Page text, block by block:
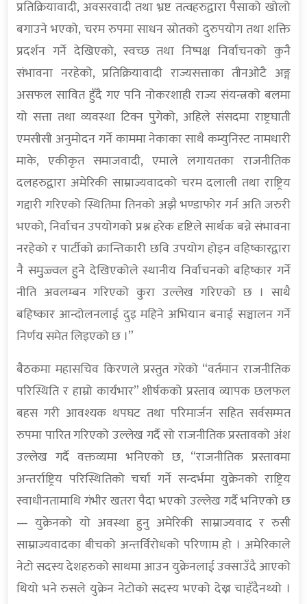
प्रतिक्रियावादी, अवसरवादी तथा भ्रष्ट तत्वहरुद्वारा पैसाको खोलो
बगाउने भएको, चरम रुपमा साधन स्रोतको दुरुपयोग तथा शक्ति
प्रदर्शन गर्ने देखिएको, स्वच्छ तथा निष्पक्ष निर्वाचनको कुनै
संभावना नरहेको, प्रतिक्रियावादी राज्यसत्ताका तीनओटै अङ्ग
असफल सावित हुँदै गए पनि नोकरशाही राज्य संयन्त्रको बलमा
यो सत्ता तथा व्यवस्था टिक्न पुुगेको, अहिले संसदमा राष्ट्रघाती
एमसीसी अनुमोदन गर्ने काममा नेकाका साथै कम्युनिस्ट नामधारी
माके, एकीकृत समाजवादी, एमाले लगायतका राजनीतिक
दलहरुद्वारा अमेरिकी साम्राज्यवादको चरम दलाली तथा राष्ट्रिय
गद्दारी गरिएको स्थितिमा तिनको अझै भण्डाफोर गर्न अति जरुरी
भएको, निर्वाचन उपयोगको प्रश्न हरेक दृष्टिले सार्थक बन्ने संभावना
नरहेको र पार्टीको क्रान्तिकारी छवि उपयोग होइन वहिष्कारद्वारा
नै समुुज्ज्वल हुुने देखिएकोले स्थानीय निर्वाचनको बहिष्कार गर्ने
नीति अवलम्बन गरिएको कुरा उल्लेख गरिएको छ । साथै
बहिष्कार आन्दोलनलाई दुइ महिने अभियान बनाई सञ्चालन गर्ने
निर्णय समेत लिइएको छ ।”
बैठकमा महासचिव किरणले प्रस्तुत गरेको “वर्तमान राजनीतिक
परिस्थिति र हाम्रो कार्यभार” शीर्षकको प्रस्ताव व्यापक छलफल
बहस गरी आवश्यक थपघट तथा परिमार्जन सहित सर्वसम्मत
रुपमा पारित गरिएको उल्लेख गर्दै सो राजनीतिक प्रस्तावको अंश
उल्लेख गर्दै वक्तव्यमा भनिएको छ, “राजनीतिक प्रस्तावमा
अन्तर्राष्ट्रिय परिस्थितिको चर्चा गर्ने सन्दर्भमा युुक्रेनको राष्ट्रिय
स्वाधीनतामाथि गंभीर खतरा पैदा भएको उल्लेख गर्दै भनिएको छ
— युक्रेनको यो अवस्था हुनु अमेरिकी साम्राज्यवाद र रुसी
साम्राज्यवादका बीचको अन्तर्विरोधको परिणाम हो । अमेरिकाले
नेटो सदस्य देशहरुको साथमा आउन युक्रेनलाई उक्साउँदै आएको
थियो भने रुसले युक्रेन नेटोको सदस्य भएको देख्न चाहँदैनथ्यो ।